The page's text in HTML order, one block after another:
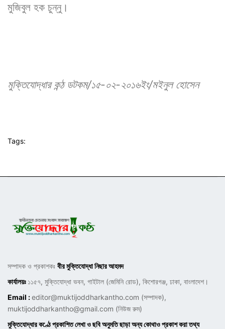
মুজিবুল হক চুন্নু।
মুক্তিযোদ্ধার কন্ঠ ডটকম/১৫-০২-২০১৬ইং/মইনুল হোসেন
Tags:
সম্পাদক ও প্রকাশকঃ বীর মুক্তিযোদ্ধা নিছার আহমদ
কার্যালয়ঃ ১১৫৭, মুক্তিযোদ্ধা ভবন, গাইটাল (জেমিনি রোড), কিশোরগঞ্জ, ঢাকা, বাংলাদেশ।
Email :editor@muktijoddharkantho.com (সম্পাদক),
muktijoddharkantho@gmail.com (নিউজ রুম)
মুক্তিযোদ্ধার কণ্ঠে প্রকাশিত লেখা ও ছবি অনুমতি ছাড়া অন্য কোথাও প্রকাশ করা তথ্য